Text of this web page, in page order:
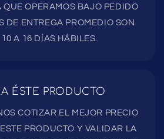
QUE OPERAMOS BAJO PEDIDO
DE ENTREGA PROMEDIO SON
10 A 16 DÍAS HÁBILES.
ÉSTE PRODUCTO
COTIZAR EL MEJOR PRECIO
PRODUCTO Y VALIDAR LA